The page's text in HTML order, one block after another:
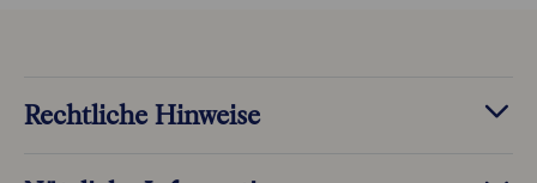
Rechtliche Hinweise